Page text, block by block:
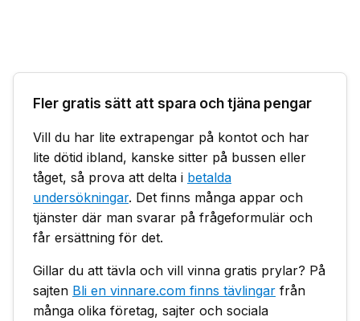
Fler gratis sätt att spara och tjäna pengar
Vill du har lite extrapengar på kontot och har
lite dötid ibland, kanske sitter på bussen eller
tåget, så prova att delta i betalda
undersökningar. Det finns många appar och
tjänster där man svarar på frågeformulär och
får ersättning för det.
Gillar du att tävla och vill vinna gratis prylar? På
sajten Bli en vinnare.com finns tävlingar från
många olika företag, sajter och sociala